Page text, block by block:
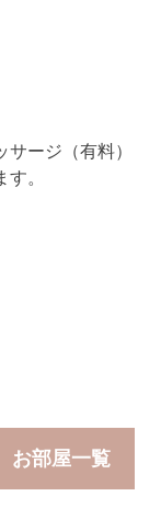
ージ（有料）
。
お部屋一覧